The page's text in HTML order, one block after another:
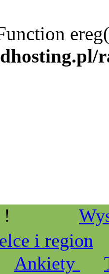
!
i region
Ankiety